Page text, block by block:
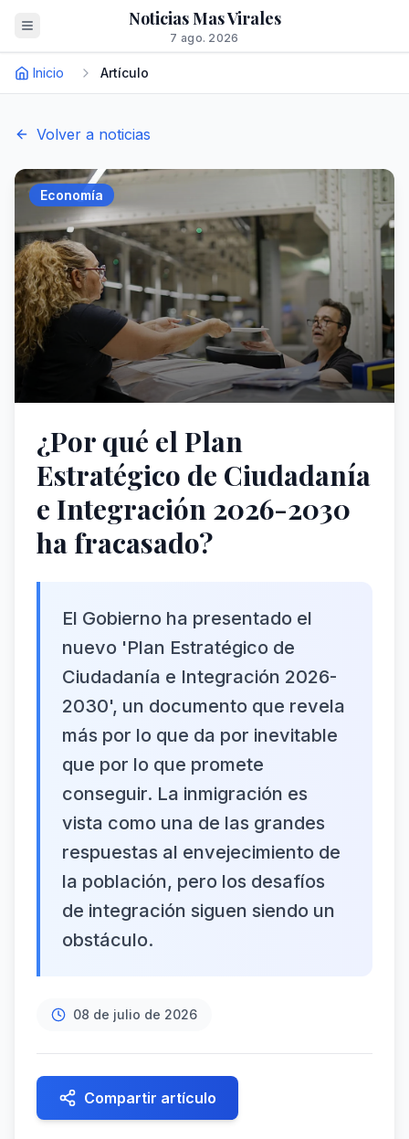
Noticias Mas Virales
7 ago. 2026
Inicio Artículo
Volver a noticias
Economía
¿Por qué el Plan
Estratégico de Ciudadanía
e Integración 2026-2030
ha fracasado?
El Gobierno ha presentado el
nuevo 'Plan Estratégico de
Ciudadanía e Integración 2026-
2030', un documento que revela
más por lo que da por inevitable
que por lo que promete
conseguir. La inmigración es
vista como una de las grandes
respuestas al envejecimiento de
la población, pero los desafíos
de integración siguen siendo un
obstáculo.
08 de julio de 2026
Compartir artículo